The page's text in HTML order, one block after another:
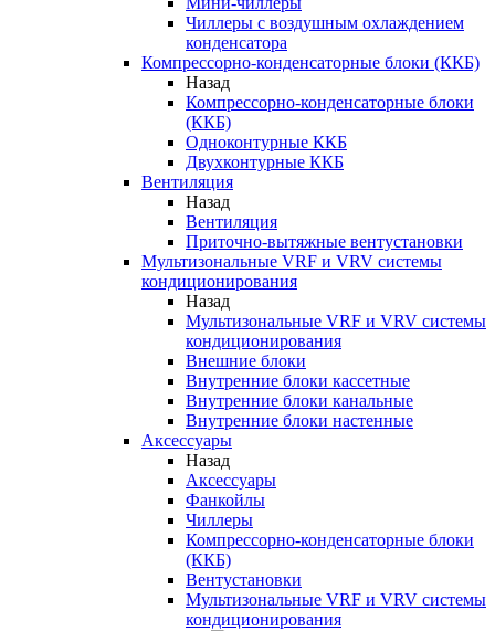
Чиллеры с воздушным охлаждением
конденсатора
Компрессорно-конденсаторные блоки (ККБ)
Назад
Компрессорно-конденсаторные блоки
(ККБ)
Одноконтурные ККБ
Двухконтурные ККБ
Вентиляция
Назад
Вентиляция
Приточно-вытяжные вентустановки
Мультизональные VRF и VRV системы
кондиционирования
Назад
Мультизональные VRF и VRV системы
кондиционирования
Внешние блоки
Внутренние блоки кассетные
Внутренние блоки канальные
Внутренние блоки настенные
Аксессуары
Назад
Аксессуары
Фанкойлы
Чиллеры
Компрессорно-конденсаторные блоки
(ККБ)
Вентустановки
Мультизональные VRF и VRV системы
кондиционирования